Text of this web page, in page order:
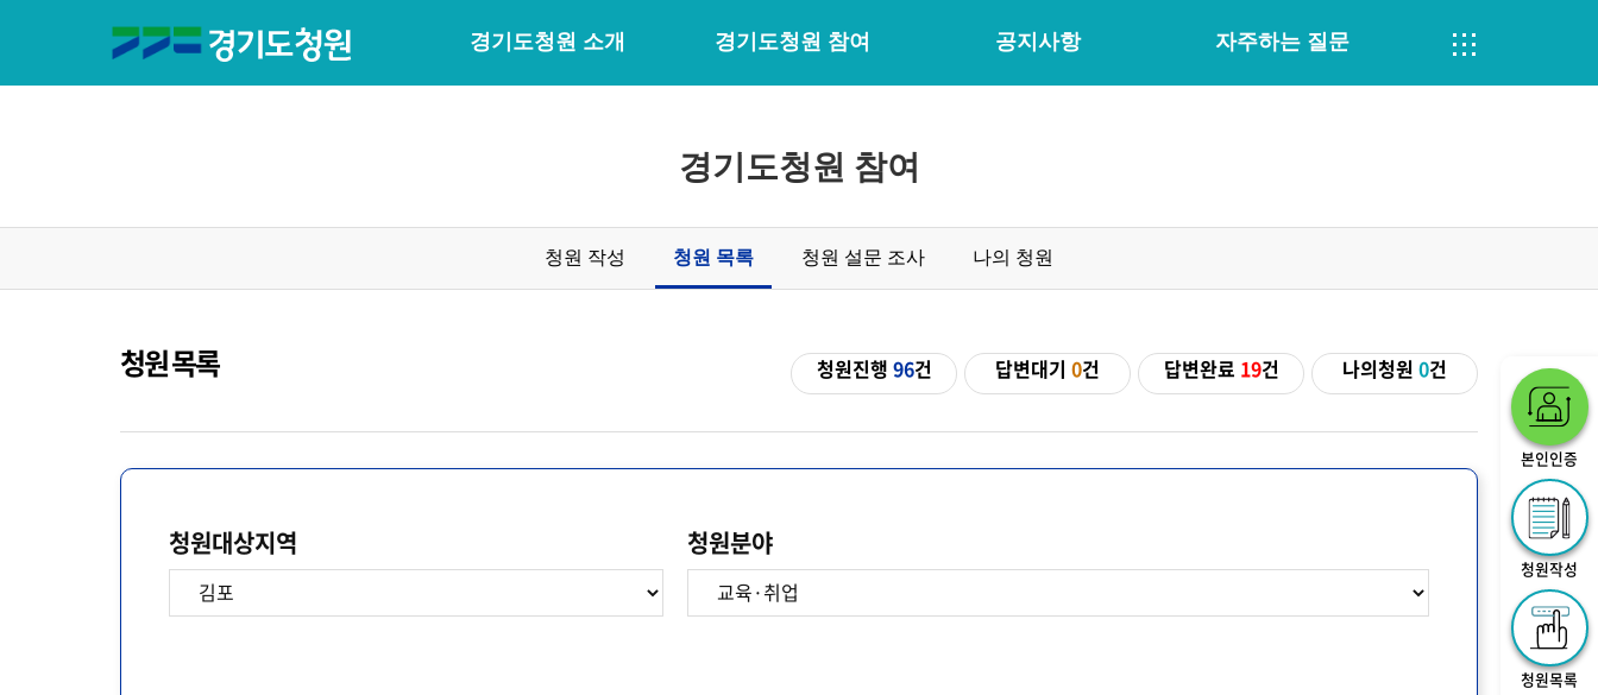
경기도청원 소개 경기도청원 참여 공지사항 자주하는 질문
본인인증
청원작성
청원목록
경기도청원 참여
청원 작성 청원 목록 청원 설문 조사 나의 청원
청원 목록 청원진행 96건 답변대기0건 답변완료 19건 나의청원0건
청원대상지역 청원분야